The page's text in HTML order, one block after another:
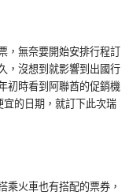
，無奈要開始安排行程訂
，沒想到就影響到出國行
初時看到阿聯酋的促銷機
的日期，就訂下此次瑞
乘火車也有搭配的票券，